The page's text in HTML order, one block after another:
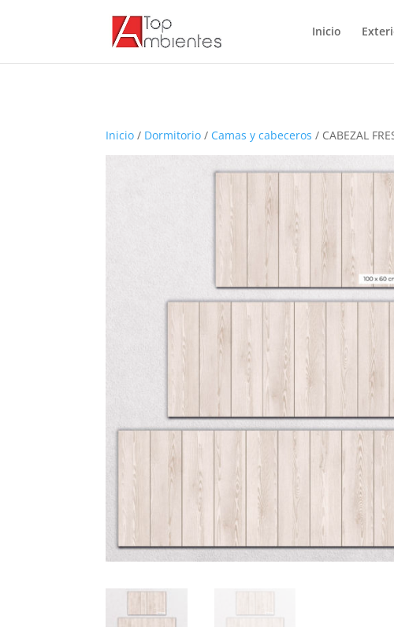
Inicio
Inicio / Dormitorio / Camas y cabeceros / CABEZAL